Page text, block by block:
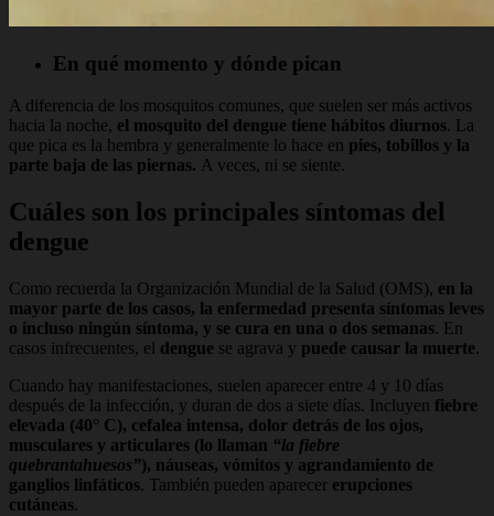
En qué momento y dónde pican
A diferencia de los mosquitos comunes, que suelen ser más activos
hacia la noche, el mosquito del dengue tiene hábitos diurnos. La
que pica es la hembra y generalmente lo hace en pies, tobillos y la
parte baja de las piernas. A veces, ni se siente.
Cuáles son los principales síntomas del
dengue
Como recuerda la Organización Mundial de la Salud (OMS), en la
mayor parte de los casos, la enfermedad presenta síntomas leves
o incluso ningún síntoma, y se cura en una o dos semanas. En
casos infrecuentes, el dengue se agrava y puede causar la muerte.
Cuando hay manifestaciones, suelen aparecer entre 4 y 10 días
después de la infección, y duran de dos a siete días. Incluyen fiebre
elevada (40° C), cefalea intensa, dolor detrás de los ojos,
musculares y articulares (lo llaman “la fiebre
quebrantahuesos”), náuseas, vómitos y agrandamiento de
ganglios linfáticos. También pueden aparecer erupciones
cutáneas.